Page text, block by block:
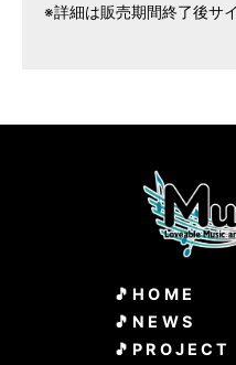
※詳細は販売期間終了後サ
HOME
NEWS
PROJECT